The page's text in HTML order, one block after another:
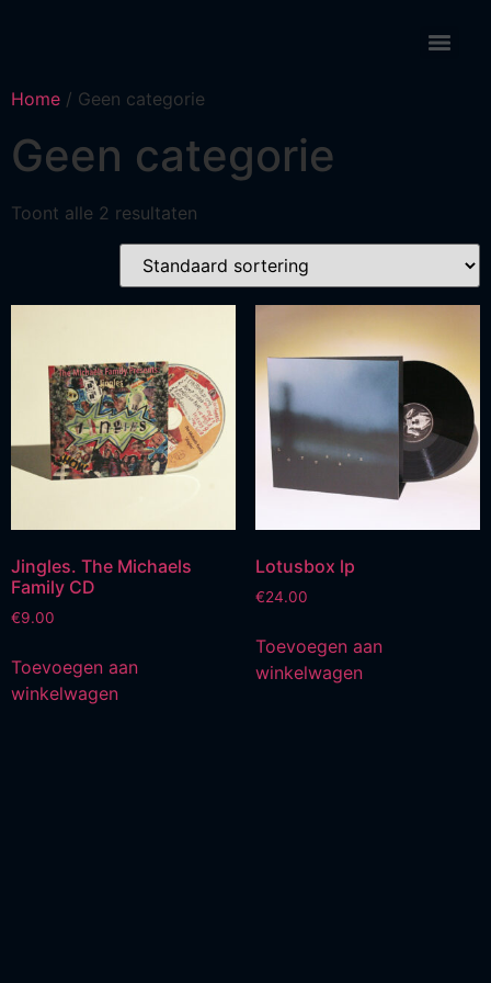
Home / Geen categorie
Geen categorie
Toont alle 2 resultaten
Jingles. The Michaels
Family CD
€9.00
Toevoegen aan
winkelwagen
Lotusbox lp
€24.00
Toevoegen aan
winkelwagen